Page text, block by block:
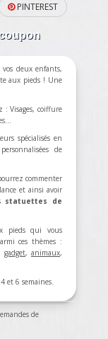
PINTEREST
vos deux enfants,
aux pieds ! Une
: Visages, coiffure
spécialisés en
de
commenter
et ainsi avoir
statuettes de
pieds qui vous
ces thèmes :
gadget, animaux,
et 6 semaines.
de